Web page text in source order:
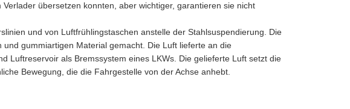
übersetzen konnten, aber wichtiger, garantieren sie nicht
und von Luftfrühlingstaschen anstelle der Stahlsuspendierung. Die
gummiartigen Material gemacht. Die Luft lieferte an die
Luftreservoir als Bremssystem eines LKWs. Die gelieferte Luft setzt die
Bewegung, die die Fahrgestelle von der Achse anhebt.